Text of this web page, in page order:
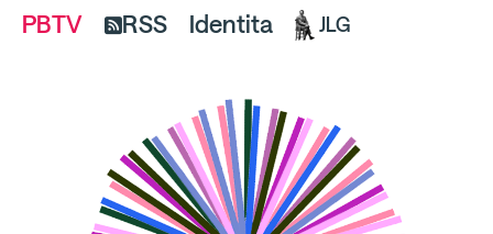
PBTV
RSS Identita JLG